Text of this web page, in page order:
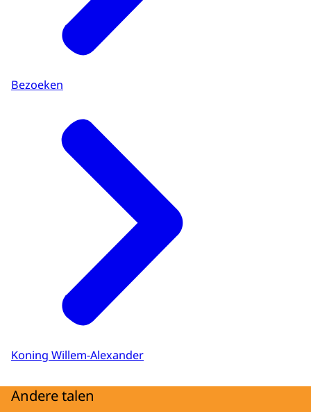
Bezoeken
Koning Willem-Alexander
Andere talen